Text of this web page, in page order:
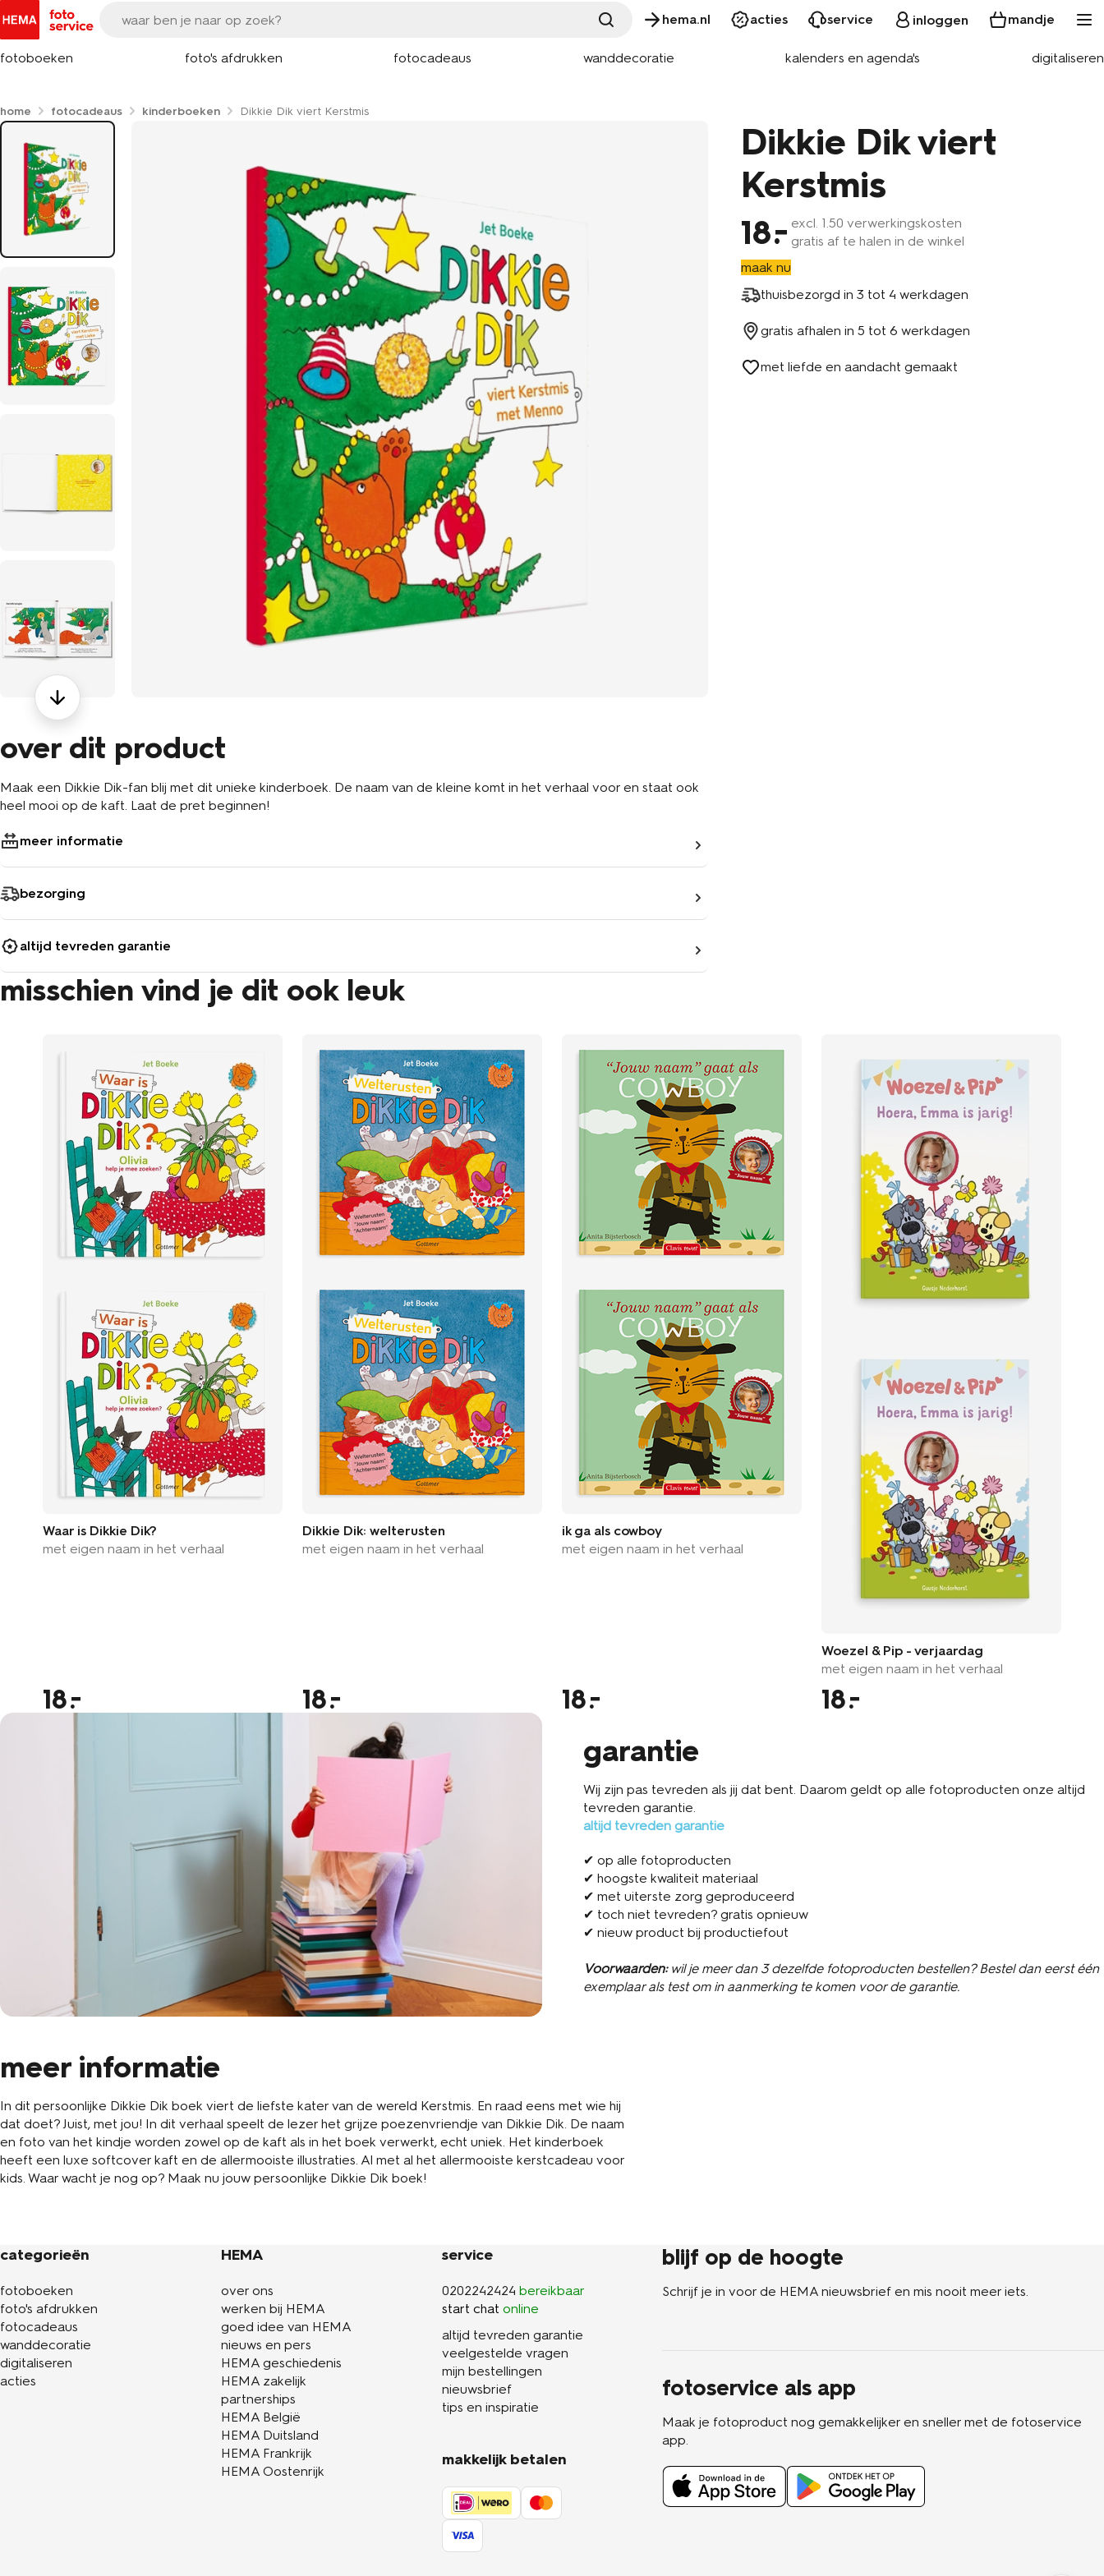
hema.nl acties service inloggen mandje
fotoboeken foto's afdrukken fotocadeaus wanddecoratie kalenders en agenda's digitaliseren
home fotocadeaus kinderboeken Dikkie Dik viert Kerstmis
Dikkie Dik viert
Kerstmis
18 excl. 1.50 verwerkingskosten
gratis af te halen in de winkel
maak nu
thuisbezorgd in 3 tot 4 werkdagen
gratis afhalen in 5 tot 6 werkdagen
met liefde en aandacht gemaakt
over dit product
Maak een Dikkie Dik-fan blij met dit unieke kinderboek. De naam van de kleine komt in het verhaal voor en staat ook
heel mooi op de kaft. Laat de pret beginnen!
meer informatie
bezorging
altijd tevreden garantie
misschien vind je dit ook leuk
Waar is Dikkie Dik?
met eigen naam in het verhaal
18
Dikkie Dik: welterusten
met eigen naam in het verhaal
18
ik ga als cowboy
met eigen naam in het verhaal
18
Woezel & Pip - verjaardag
met eigen naam in het verhaal
18
garantie
Wij zijn pas tevreden als jij dat bent. Daarom geldt op alle fotoproducten onze altijd
tevreden garantie.
altijd tevreden garantie
✔ op alle fotoproducten
✔ hoogste kwaliteit materiaal
✔ met uiterste zorg geproduceerd
✔ toch niet tevreden? gratis opnieuw
✔ nieuw product bij productiefout
Voorwaarden: wil je meer dan 3 dezelfde fotoproducten bestellen? Bestel dan eerst één
exemplaar als test om in aanmerking te komen voor de garantie.
meer informatie
In dit persoonlijke Dikkie Dik boek viert de liefste kater van de wereld Kerstmis. En raad eens met wie hij
dat doet? Juist, met jou! In dit verhaal speelt de lezer het grijze poezenvriendje van Dikkie Dik. De naam
en foto van het kindje worden zowel op de kaft als in het boek verwerkt, echt uniek. Het kinderboek
heeft een luxe softcover kaft en de allermooiste illustraties. Al met al het allermooiste kerstcadeau voor
kids. Waar wacht je nog op? Maak nu jouw persoonlijke Dikkie Dik boek!
categorieën
fotoboeken
foto's afdrukken
fotocadeaus
wanddecoratie
digitaliseren
acties
HEMA
over ons
werken bij HEMA
goed idee van HEMA
nieuws en pers
HEMA geschiedenis
HEMA zakelijk
partnerships
HEMA België
HEMA Duitsland
HEMA Frankrijk
HEMA Oostenrijk
service
0202242424 bereikbaar
start chat online
altijd tevreden garantie
veelgestelde vragen
mijn bestellingen
nieuwsbrief
tips en inspiratie
makkelijk betalen
blijf op de hoogte
Schrijf je in voor de HEMA nieuwsbrief en mis nooit meer iets.
fotoservice als app
Maak je fotoproduct nog gemakkelijker en sneller met de fotoservice
app.